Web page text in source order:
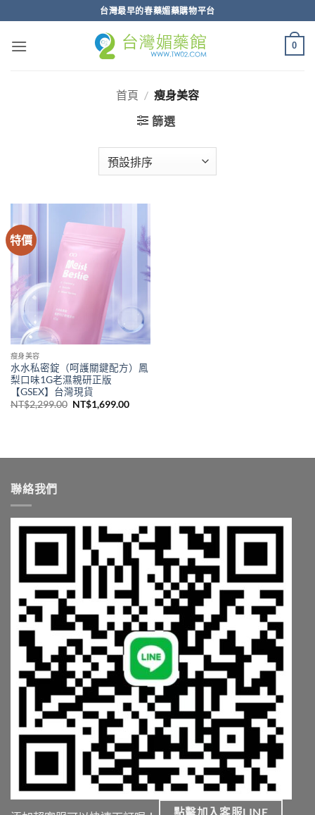
轉
台灣最早的春藥媚藥購物平台
0
首頁 / 瘦身美容
篩選
特價
瘦身美容
水水私密錠（呵護關鍵配方）鳳
梨口味1G老濕親研正版
【GSEX】台灣現貨
NT$2,299.00 原
NT$1,699.00目
聯絡我們
點擊加入客服LINE